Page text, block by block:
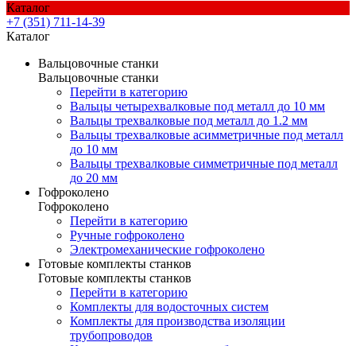
Каталог
+7 (351) 711-14-39
Каталог
Вальцовочные станки
Вальцовочные станки
Перейти в категорию
Вальцы четырехвалковые под металл до 10 мм
Вальцы трехвалковые под металл до 1.2 мм
Вальцы трехвалковые асимметричные под металл
до 10 мм
Вальцы трехвалковые симметричные под металл
до 20 мм
Гофроколено
Гофроколено
Перейти в категорию
Ручные гофроколено
Электромеханические гофроколено
Готовые комплекты станков
Готовые комплекты станков
Перейти в категорию
Комплекты для водосточных систем
Комплекты для производства изоляции
трубопроводов